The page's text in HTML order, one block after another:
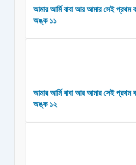
আমার আর্মি বাবা আর আমার সেই প্রথম
অঙ্ক ১১
আমার আর্মি বাবা আর আমার সেই প্রথম
অঙ্ক ১২